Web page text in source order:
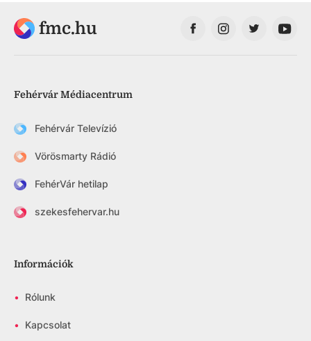
fmc.hu
Fehérvár Médiacentrum
Fehérvár Televízió
Vörösmarty Rádió
FehérVár hetilap
szekesfehervar.hu
Információk
• Rólunk
• Kapcsolat